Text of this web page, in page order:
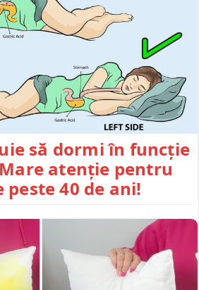
să dormi în funcție
atenție pentru
peste 40 de ani!